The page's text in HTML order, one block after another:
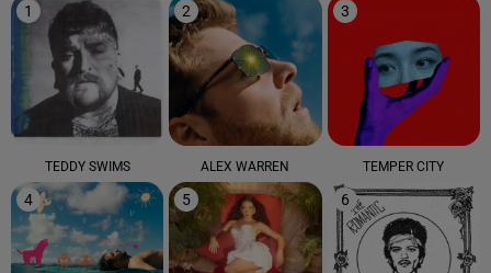
1
TEDDY SWIMS
2
ALEX WARREN
3
TEMPER CITY
4 5 6